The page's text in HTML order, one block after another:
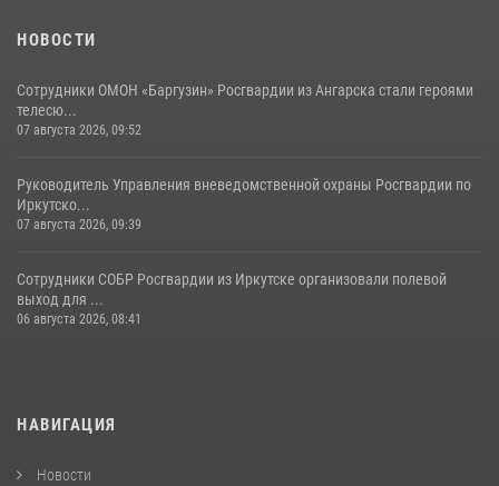
НОВОСТИ
Сотрудники ОМОН «Баргузин» Росгвардии из Ангарска стали героями
телесю...
07 августа 2026, 09:52
Руководитель Управления вневедомственной охраны Росгвардии по
Иркутско...
07 августа 2026, 09:39
Сотрудники СОБР Росгвардии из Иркутске организовали полевой
выход для ...
06 августа 2026, 08:41
НАВИГАЦИЯ
Новости